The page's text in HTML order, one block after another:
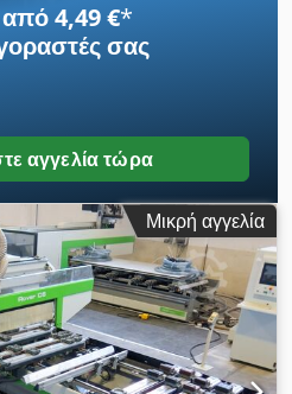
4,49 €*
σας
αγγελία τώρα
Μικρή αγγελία